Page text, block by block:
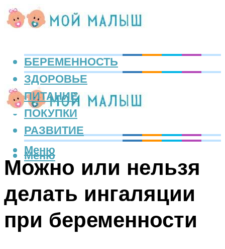
БЕРЕМЕННОСТЬ
ЗДОРОВЬЕ
ПИТАНИЕ
ПОКУПКИ
РАЗВИТИЕ
Меню
Меню
Можно или нельзя
делать ингаляции
при беременности